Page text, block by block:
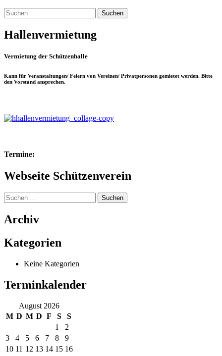
Suchen
nach:
Hallenvermietung
Vermietung der Schützenhalle
Kann für Veranstaltungen/ Feiern von Vereinen/ Privatpersonen gemietet werden. Bitte
den Vorstand ansprechen.
Termine:
Webseite Schützenverein
Suchen
nach:
Archiv
Kategorien
Keine Kategorien
Terminkalender
August 2026
M D M D F S
S
1
2
3
4 5 6 7 8
9
10 11 12 13 14 15 16